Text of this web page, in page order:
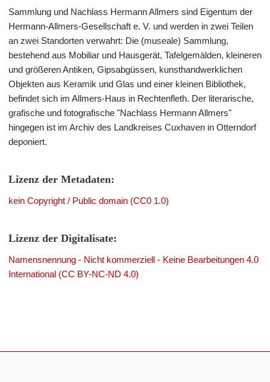
Sammlung und Nachlass Hermann Allmers sind Eigentum der
Hermann-Allmers-Gesellschaft e. V. und werden in zwei Teilen
an zwei Standorten verwahrt: Die (museale) Sammlung,
bestehend aus Mobiliar und Hausgerät, Tafelgemälden, kleineren
und größeren Antiken, Gipsabgüssen, kunsthandwerklichen
Objekten aus Keramik und Glas und einer kleinen Bibliothek,
befindet sich im Allmers-Haus in Rechtenfleth. Der literarische,
grafische und fotografische "Nachlass Hermann Allmers"
hingegen ist im Archiv des Landkreises Cuxhaven in Otterndorf
deponiert.
Lizenz der Metadaten:
kein Copyright / Public domain (CC0 1.0)
Lizenz der Digitalisate:
Namensnennung - Nicht kommerziell - Keine Bearbeitungen 4.0
International (CC BY-NC-ND 4.0)